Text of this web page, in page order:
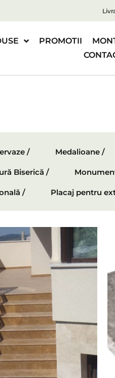
PROMOTII
/ Medalioane /
Biserică /
/ Placaj pentru